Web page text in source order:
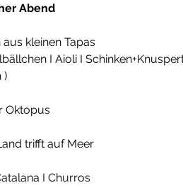
Abend
aus kleinen Tapas
I Aioli I
)
Oktopus
trifft auf Meer
I Churros